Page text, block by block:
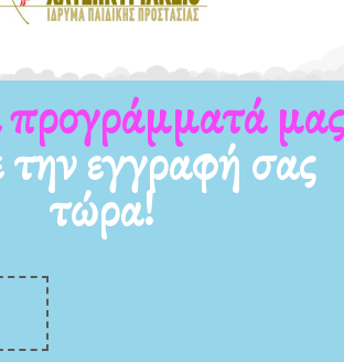
προγράμματά μας
εγγραφή σας
τώρα!